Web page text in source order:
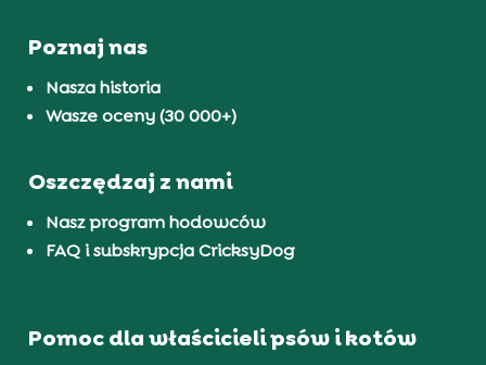
Poznaj nas
Nasza historia
Wasze oceny (30 000+)
Oszczędzaj z nami
Nasz program hodowców
FAQ i subskrypcja CricksyDog
Pomoc dla właścicieli psów i kotów